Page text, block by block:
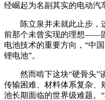
经崛起为名副其实的电动汽
陈立泉并未就此止步，
前那个未曾实现的理想——
电池技术的重要方向，“中
锂电池”。
然而啃下这块“硬骨头”
传输困难、材料体系复杂
池长期面临的世界级难题。